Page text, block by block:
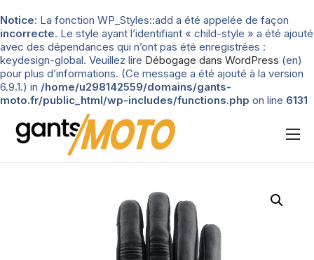
Notice: La fonction WP_Styles::add a été appelée de façon
incorrecte. Le style ayant l’identifiant « child-style » a été ajouté
avec des dépendances qui n’ont pas été enregistrées :
keydesign-global. Veuillez lire Débogage dans WordPress (en)
pour plus d’informations. (Ce message a été ajouté à la version
6.9.1.) in /home/u298142559/domains/gants-
moto.fr/public_html/wp-includes/functions.php on line 6131
Nos tests